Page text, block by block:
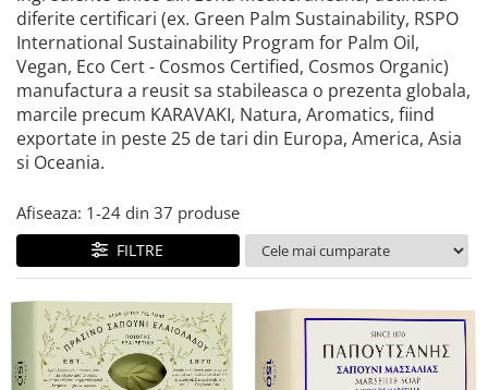
Damel Goup - Pectol (4 produse)
Damhert Nutrition (3 produse)
Dasco Distribution - EasyCare (30
produse)
Dextro Energy GmbH & Co.Kg (14
produse)
Elfa Pharm (10 produse)
Eruslu Hygenic - Baby Fit (12
produse)
Eurobio Lab OŰ (8 produse)
Eurobio Lab OŰ - Wilda Siberica
(12 produse)
Absorbante zilnice - Protej Slip
Absorbate de zi/noapte
Chiloti Menstruali
Creme si Unguente
Gel Intim
Ingrijire fata
Ingrijire par
Masca si Balsam
Sampon
Ingrijire picioare
Ingrijire Sani
Masti Faciale
Scutece - Chilotel Sustenabile
Scutece Sustenabile
Servetele Umede
Seturi Copii si Bebe
Suplimente Alimentare Copii si
Termometre Copii si Bebe
diferite certificari (ex. Green Palm Sustainability, RSPO
International Sustainability Program for Palm Oil,
Vegan, Eco Cert - Cosmos Certified, Cosmos Organic)
manufactura a reusit sa stabileasca o prezenta globala,
marcile precum KARAVAKI, Natura, Aromatics, fiind
exportate in peste 25 de tari din Europa, America, Asia
si Oceania.
Afiseaza: 1-24 din 37 produse
FILTRE